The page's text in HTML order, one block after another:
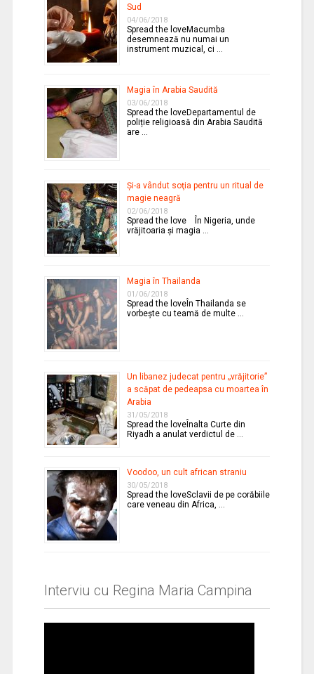
Sud
04/06/2018
Spread the loveMacumba
desemnează nu numai un
instrument muzical, ci …
Magia în Arabia Saudită
03/06/2018
Spread the loveDepartamentul de
poliție religioasă din Arabia Saudită
are …
Şi-a vândut soţia pentru un ritual de
magie neagră
02/06/2018
Spread the love În Nigeria, unde
vrăjitoaria şi magia …
Magia în Thailanda
01/06/2018
Spread the loveÎn Thailanda se
vorbeşte cu teamă de multe …
Un libanez judecat pentru „vrăjitorie”
a scăpat de pedeapsa cu moartea în
Arabia
31/05/2018
Spread the loveÎnalta Curte din
Riyadh a anulat verdictul de …
Voodoo, un cult african straniu
30/05/2018
Spread the loveSclavii de pe corăbiile
care veneau din Africa, …
Interviu cu Regina Maria Campina